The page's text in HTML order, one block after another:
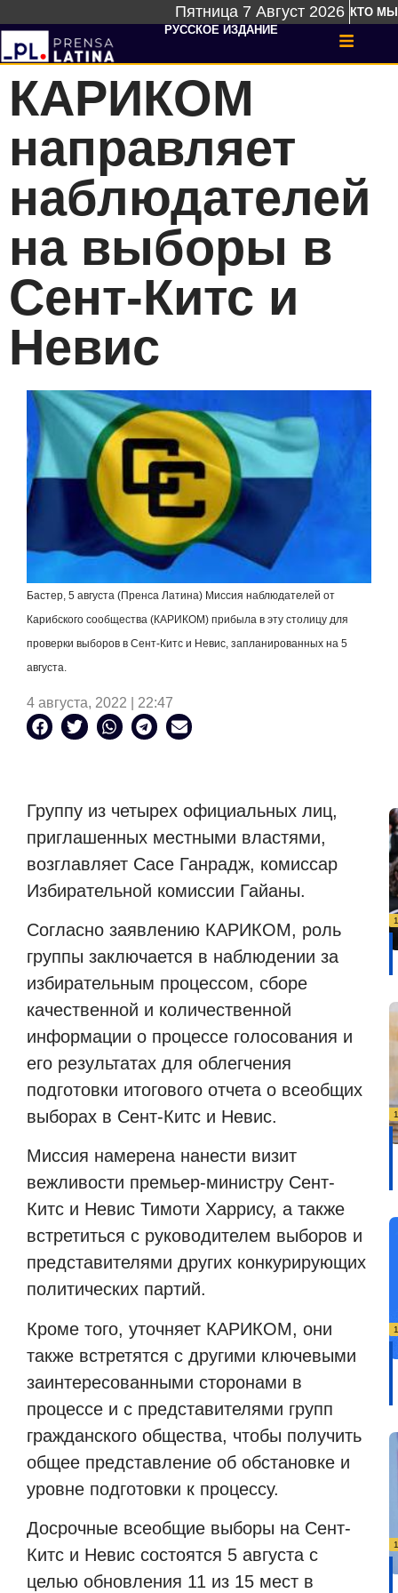
Пятница 7 Август 2026 КТО МЫ
РУССКОЕ ИЗДАНИЕ
КАРИКОМ
направляет
наблюдателей
на выборы в
Сент-Китс и
Невис
Бастер, 5 августа (Пренса Латина) Миссия наблюдателей от
Карибского сообщества (КАРИКОМ) прибыла в эту столицу для
проверки выборов в Сент-Китс и Невис, запланированных на 5
августа.
4 августа, 2022 | 22:47
Группу из четырех официальных лиц,
приглашенных местными властями,
возглавляет Сасе Ганрадж, комиссар
Избирательной комиссии Гайаны.
Согласно заявлению КАРИКОМ, роль
группы заключается в наблюдении за
избирательным процессом, сборе
качественной и количественной
информации о процессе голосования и
его результатах для облегчения
подготовки итогового отчета о всеобщих
выборах в Сент-Китс и Невис.
Миссия намерена нанести визит
вежливости премьер-министру Сент-
Китс и Невис Тимоти Харрису, а также
встретиться с руководителем выборов и
представителями других конкурирующих
политических партий.
Кроме того, уточняет КАРИКОМ, они
также встретятся с другими ключевыми
заинтересованными сторонами в
процессе и с представителями групп
гражданского общества, чтобы получить
общее представление об обстановке и
уровне подготовки к процессу.
Досрочные всеобщие выборы на Сент-
Китс и Невис состоятся 5 августа с
целью обновления 11 из 15 мест в